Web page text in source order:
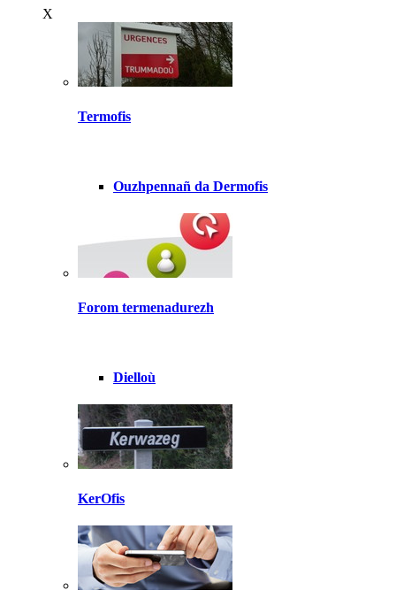
X
Termofis
Ouzhpennañ da Dermofis
Forom termenadurezh
Dielloù
KerOfis